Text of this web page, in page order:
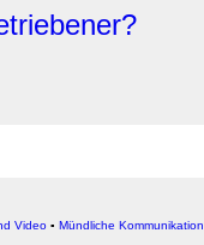
Video ▪ Mündliche Kommunikation